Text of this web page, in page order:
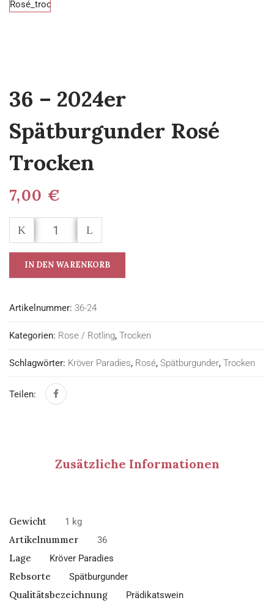
36 – 2024er
Spätburgunder Rosé
Trocken
7,00 €
IN DEN WARENKORB
Artikelnummer: 36-24
Kategorien: Rose / Rotling, Trocken
Schlagwörter: Kröver Paradies, Rosé, Spätburgunder, Trocken
Teilen:
Zusätzliche Informationen
Gewicht 1 kg
Artikelnummer 36
Lage Kröver Paradies
Rebsorte Spätburgunder
Qualitätsbezeichnung Prädikatswein